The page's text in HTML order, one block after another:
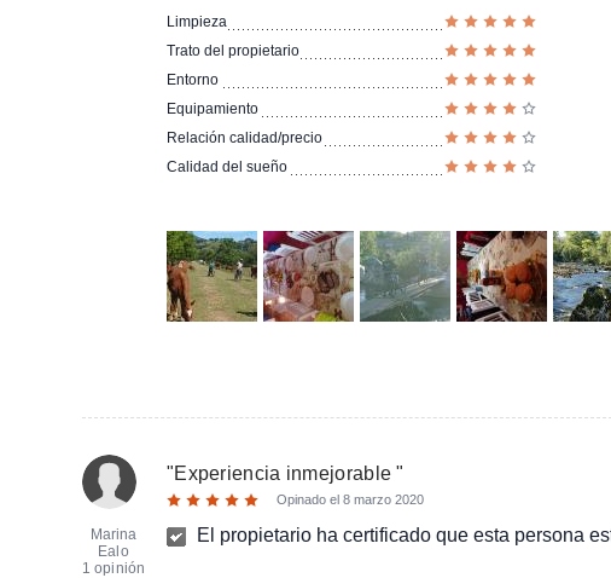
Limpieza
Trato del propietario
Entorno
Equipamiento
Relación calidad/precio
Calidad del sueño
Marina
Ealo
1 opinión
"Experiencia inmejorable"
Opinado el 8 marzo 2020
El propietario ha certificado que esta persona